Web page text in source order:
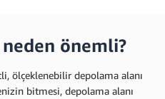
önemli?
ölçeklenebilir depolama alanı
bitmesi, depolama alanı